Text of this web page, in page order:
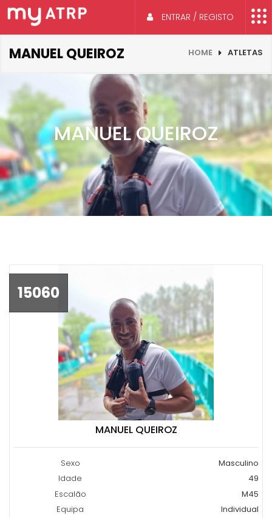
ENTRAR / REGISTO
MANUEL QUEIROZ HOME ATLETAS
MANUEL QUEIROZ
15060
MANUEL QUEIROZ
Sexo
Masculino
Idade
49
Escalão
M45
Equipa
Individual